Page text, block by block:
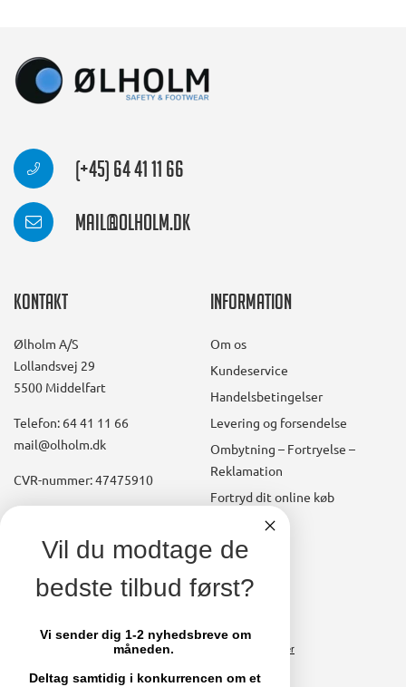
(+45) 64 41 11 66
mail@olholm.dk
Kontakt
Ølholm A/S
Lollandsvej 29
5500 Middelfart
Telefon: 64 41 11 66
mail@olholm.dk
CVR-nummer: 47475910
Information
Om os
Kundeservice
Handelsbetingelser
Levering og forsendelse
Ombytning – Fortryelse –
Reklamation
Fortryd dit online køb
Konto
Brugerkonto, startside
Fakturaer
square
facebook
Vil du modtage de
bedste tilbud først?
Vi sender dig 1-2 nyhedsbreve om
måneden.
Deltag samtidig i konkurrencen om et